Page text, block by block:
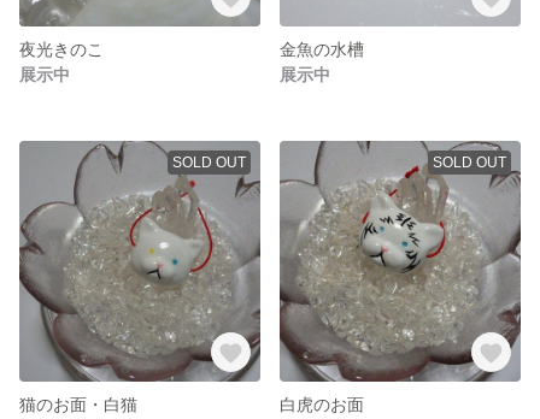
夜光きのこ
展示中
金魚の水槽
展示中
SOLD OUT
猫のお面・白猫
SOLD OUT
白虎のお面